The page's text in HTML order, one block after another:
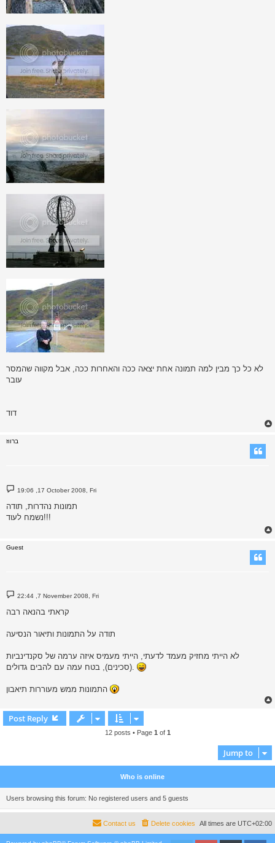
לא כל כך מבין למה תמונה אחת יצאה ככה והאחרות ככה, אבל מקווה שהמסר
עובר
דוד
ברווז
P
o
t
19:06 ,17 October 2008, Fri
תמונות נהדרות, תודה
נשמח לעוד!!!
Guest
P
o
t
22:44 ,7 November 2008, Fri
קראתי בהנאה רבה
תודה על התמונות ותיאור הנסיעה
לא הייתי מחזיק מעמד לדעתי, הייתי מעמיס איזה ערמה של סקנדינביות
(סכינים), בטח עמה עם להבים גדולים.
Post Reply
12 posts • Page 1 of 1
Jump to
Who is online
Users browsing this forum: No registered users and 5 guests
All times are UTC+02:00
Delete cookies
Contact us